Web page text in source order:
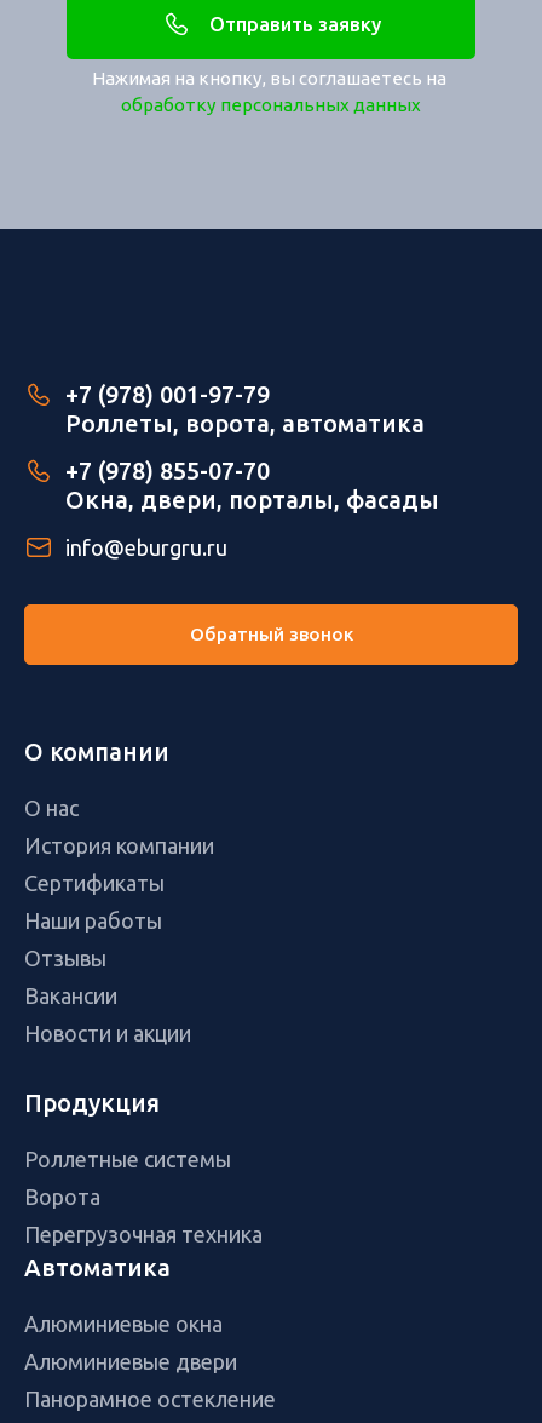
Отправить заявку
Нажимая на кнопку, вы соглашаетесь на
обработку персональных данных
+7 (978) 001-97-79
Роллеты, ворота, автоматика
+7 (978) 855-07-70
Окна, двери, порталы, фасады
info@eburgru.ru
Обратный звонок
О компании
О нас
История компании
Сертификаты
Наши работы
Отзывы
Вакансии
Новости и акции
Продукция
Роллетные системы
Ворота
Перегрузочная техника
Автоматика
Алюминиевые окна
Алюминиевые двери
Панорамное остекление